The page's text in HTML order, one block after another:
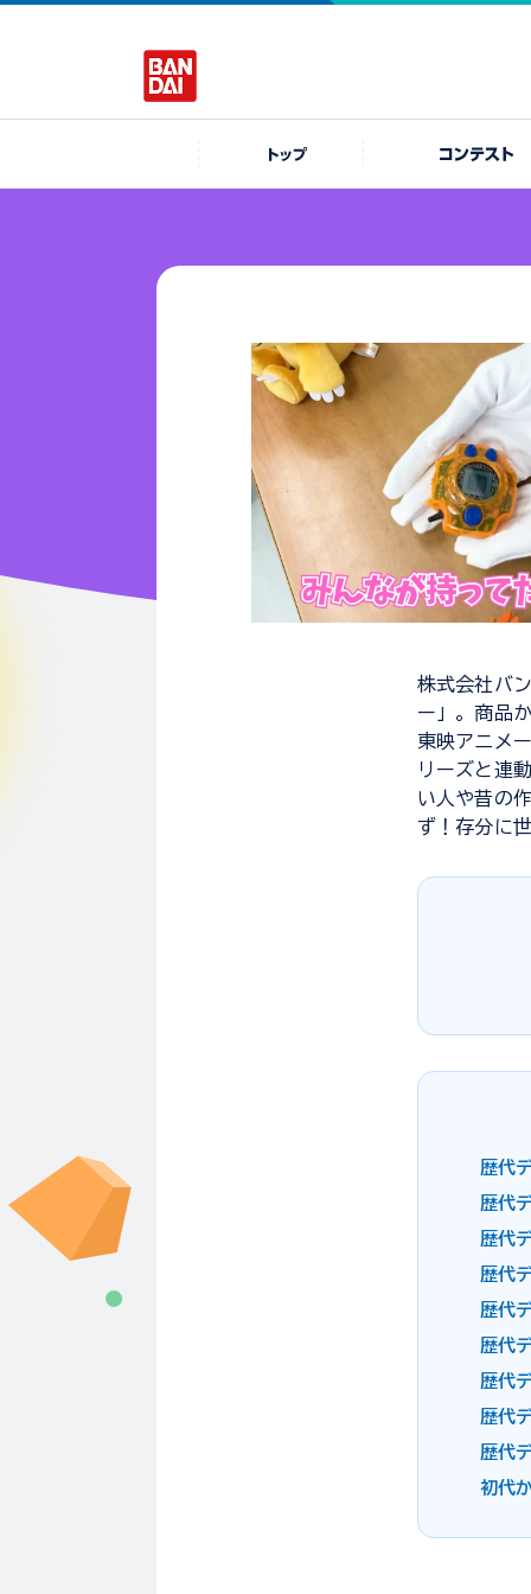
株式会社バ
ー」。商品
東映アニメ
リーズと連
い人や昔の
ず！存分に
歴代
歴代
歴代
歴代
歴代
歴代
歴代
歴代
歴代
初代